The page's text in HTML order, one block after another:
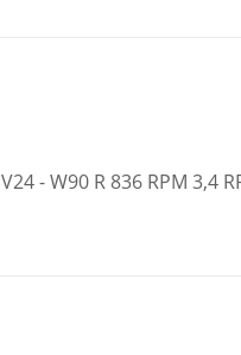
- W90 R 836 RPM 3,4